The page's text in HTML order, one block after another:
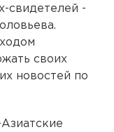
свидетелей -
своих
новостей по